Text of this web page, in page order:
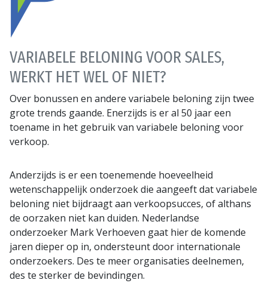
VARIABELE BELONING VOOR SALES,
WERKT HET WEL OF NIET?
Over bonussen en andere variabele beloning zijn twee
grote trends gaande. Enerzijds is er al 50 jaar een
toename in het gebruik van variabele beloning voor
verkoop.
Anderzijds is er een toenemende hoeveelheid
wetenschappelijk onderzoek die aangeeft dat variabele
beloning niet bijdraagt aan verkoopsucces, of althans
de oorzaken niet kan duiden. Nederlandse
onderzoeker Mark Verhoeven gaat hier de komende
jaren dieper op in, ondersteunt door internationale
onderzoekers. Des te meer organisaties deelnemen,
des te sterker de bevindingen.